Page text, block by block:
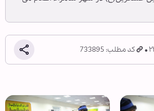
کد مطلب: 733895